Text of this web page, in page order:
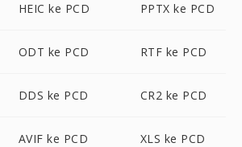
HEIC ke PCD PPTX ke PCD
ODT ke PCD RTF ke PCD
DDS ke PCD CR2 ke PCD
AVIF ke PCD XLS ke PCD